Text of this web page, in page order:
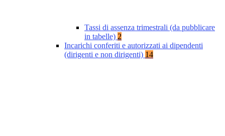
Tassi di assenza trimestrali (da pubblicare
in tabelle) 2
Incarichi conferiti e autorizzati ai dipendenti
(dirigenti e non dirigenti) 14